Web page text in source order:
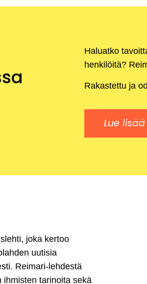
Haluatko
henkilöitä?
Rakastettu ja
Lue
joka kertoo
uutisia
Reimari-lehdestä
ihmisten tarinoita sekä